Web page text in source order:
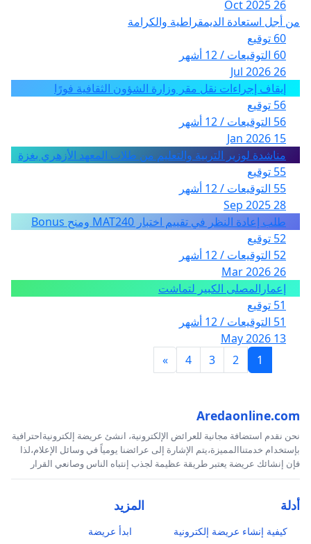
26 Oct 2025
من أجل استعادة الديمقراطية والكرامة
60 توقيع
60 التوقيعات / 12 أشهر
26 Jul 2026
إيقاف إجراءات نقل مقر وزارة الشؤون الثقافية فورًا
56 توقيع
56 التوقيعات / 12 أشهر
15 Jan 2026
مناشدة لوزير التربية والتعليم من طلاب المعهد الأزهري بغزة
55 توقيع
55 التوقيعات / 12 أشهر
28 Sep 2025
طلب إعادة النظر في تقييم اختبار MAT240 ومنح Bonus
52 توقيع
52 التوقيعات / 12 أشهر
26 Mar 2026
إعمارالمصلى الكبير لتماشت
51 توقيع
51 التوقيعات / 12 أشهر
13 May 2026
1
2
3
4
»
Aredaonline.com
نحن نقدم استضافة مجانية للعرائض الإلكترونية، انشئ عريضة إلكترونيةاحترافية
بإستخدام خدمتناالمميزة،يتم الإشارة إلى عرائضنا يومياً في وسائل الإعلام،لذا
فإن إنشائك عريضة يعتبر طريقة عظيمة لجذب إنتباه الناس وصانعي القرار
أدلة
كيفية إنشاء عريضة إلكترونية
المزيد
ابدأ عريضة